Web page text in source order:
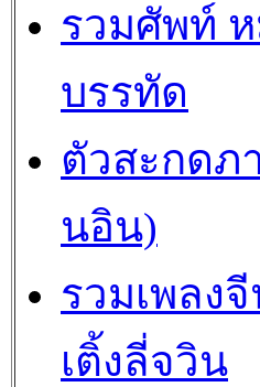
รวมศัพท์
บรรทัด
ตัวสะกดภ
นอิน)
รวมเพลง
เติ้งลี่จวิน